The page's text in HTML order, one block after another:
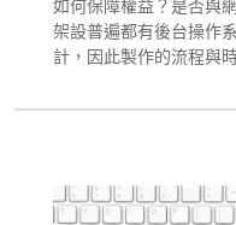
如何保障權益？是否與
架設普遍都有後台操作
計，因此製作的流程與
所不同，因此可以參考